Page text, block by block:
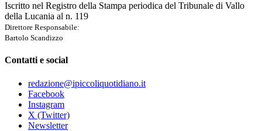
Iscritto nel Registro della Stampa periodica del Tribunale di Vallo
della Lucania al n. 119
Direttore Responsabile:
Bartolo Scandizzo
Contatti e social
redazione@ipiccoliquotidiano.it
Facebook
Instagram
X (Twitter)
Newsletter